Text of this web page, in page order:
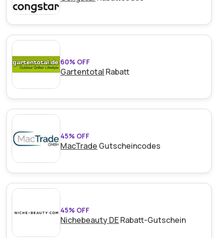
60% OFF
Gartentotal Rabatt
45% OFF
MacTrade Gutscheincodes
45% OFF
Nichebeauty DERabatt-Gutschein